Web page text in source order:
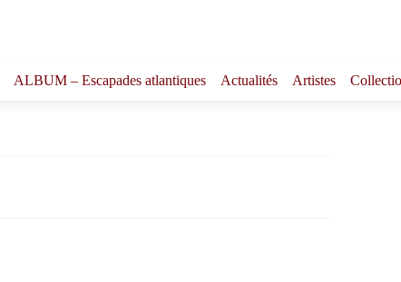
ALBUM – Escapades atlantiques Actualités Artistes